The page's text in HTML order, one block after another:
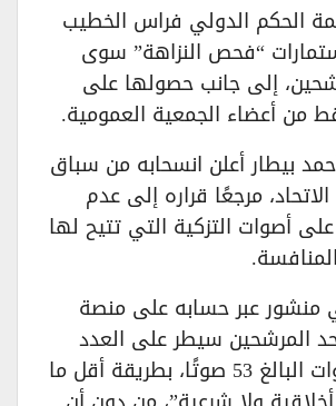
الحكم الدولي فراس الخطيب
“فحص النزاهة” سوى
إلى جانب حصولها على
من أعضاء الجمعية العمومية.
بيطار أعلن انسحابه من سباق
مرجعًا قراره إلى عدم
أصوات التزكية التي تتيح لها
منشور عبر حسابه على منصة
المرشحين سيطر على العدد
الأكبر من الأصوات البالغ 53 صوتًا، بطريقة أقل ما